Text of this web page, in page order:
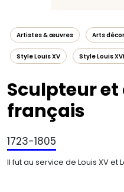
Artistes & œuvres Arts
Style Louis XV Style Louis XVI
Sculpteur
français
1723-1805
Il fut au service de Louis XV et